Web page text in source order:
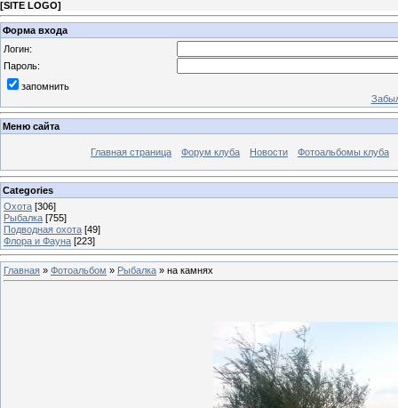
[SITE LOGO]
Форма входа
Логин:
Пароль:
запомнить
Меню сайта
Главная страница Форум клуба Новости Фотоальбомы клуба
Categories
Охота [306]
Рыбалка [755]
Подводная охота [49]
Флора и Фауна [223]
Главная » Фотоальбом » Рыбалка » на камнях